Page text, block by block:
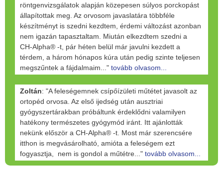
röntgenvizsgálatok alapján közepesen súlyos porckopást
állapítottak meg. Az orvosom javaslatára többféle
készítményt is szedni kezdtem, érdemi változást azonban
nem igazán tapasztaltam. Miután elkezdtem szedni a
CH-Alpha® -t, pár héten belül már javulni kezdett a
térdem, a három hónapos kúra után pedig szinte teljesen
megszűntek a fájdalmaim..." tovább olvasom...
Zoltán: "A feleségemnek csípőízületi műtétet javasolt az
ortopéd orvosa. Az első ijedség után ausztriai
gyógyszertárakban próbáltunk érdeklődni valamilyen
hatékony természetes gyógymód iránt. Itt ajánlották
nekünk először a CH-Alpha® -t. Most már szerencsére
itthon is megvásárolható, amióta a feleségem ezt
fogyasztja, nem is gondol a műtétre..." tovább olvasom...